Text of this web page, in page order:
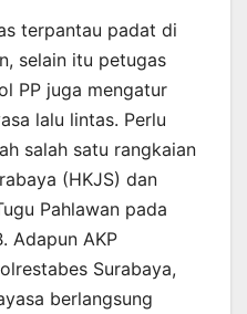
terpantau padat di
selain itu petugas
PP juga mengatur
lalu lintas. Perlu
salah satu rangkaian
(HKJS) dan
Pahlawan pada
Adapun AKP
Surabaya,
berlangsung